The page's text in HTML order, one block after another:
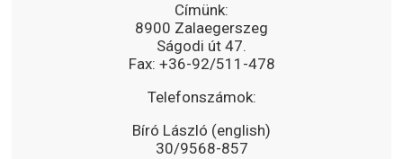
Címünk:
8900 Zalaegerszeg
Ságodi út 47.
Fax: +36-92/511-478
Telefonszámok:
Bíró László (english)
30/9568-857